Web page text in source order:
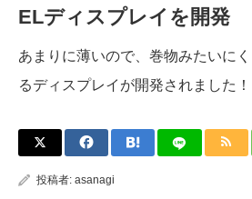
ELディスプレイを開発
あまりに薄いので、巻物みたいに
るディスプレイが開発されました！
投稿者: asanagi